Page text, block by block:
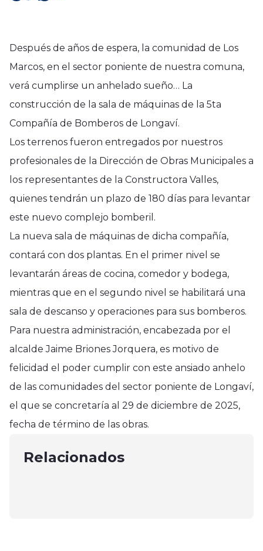
Después de años de espera, la comunidad de Los
Marcos, en el sector poniente de nuestra comuna,
verá cumplirse un anhelado sueño… La
construcción de la sala de máquinas de la 5ta
Compañía de Bomberos de Longaví.
Los terrenos fueron entregados por nuestros
profesionales de la Dirección de Obras Municipales a
los representantes de la Constructora Valles,
quienes tendrán un plazo de 180 días para levantar
este nuevo complejo bomberil.
La nueva sala de máquinas de dicha compañía,
contará con dos plantas. En el primer nivel se
levantarán áreas de cocina, comedor y bodega,
mientras que en el segundo nivel se habilitará una
sala de descanso y operaciones para sus bomberos.
Para nuestra administración, encabezada por el
alcalde Jaime Briones Jorquera, es motivo de
felicidad el poder cumplir con este ansiado anhelo
de las comunidades del sector poniente de Longaví,
el que se concretaría al 29 de diciembre de 2025,
fecha de término de las obras.
Relacionados
Longaví
Delegada Presidencial de Linares
en conmemoración del Día de las y
agosto 1, 2025
Longaví
LA LABOR DE RONDA IMPACTO.
Hermoso a familias del sector rural